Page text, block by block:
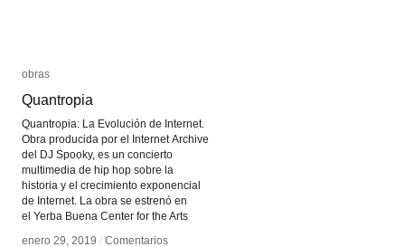
obras
Quantropia
Quantropia: La Evolución de Internet.
Obra producida por el Internet Archive
del DJ Spooky, es un concierto
multimedia de hip hop sobre la
historia y el crecimiento exponencial
de Internet. La obra se estrenó en
el Yerba Buena Center for the Arts
enero 29, 2019 / Comentarios
obras
Quantropia
enero 29, 2019 / Comentarios